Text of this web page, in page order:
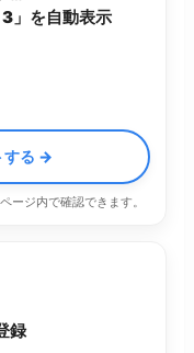
」を自動表示
する →
ージ内で確認できます。
録